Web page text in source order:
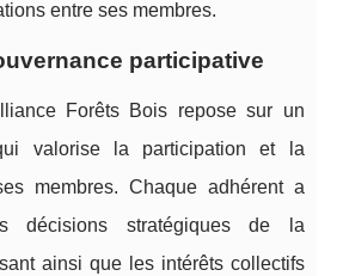
entre ses membres.
participative
Forêts Bois repose sur un
valorise la participation et la
membres. Chaque adhérent a
décisions stratégiques de la
ainsi que les intérêts collectifs